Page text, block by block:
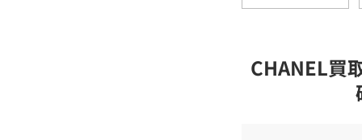
CHANEL買